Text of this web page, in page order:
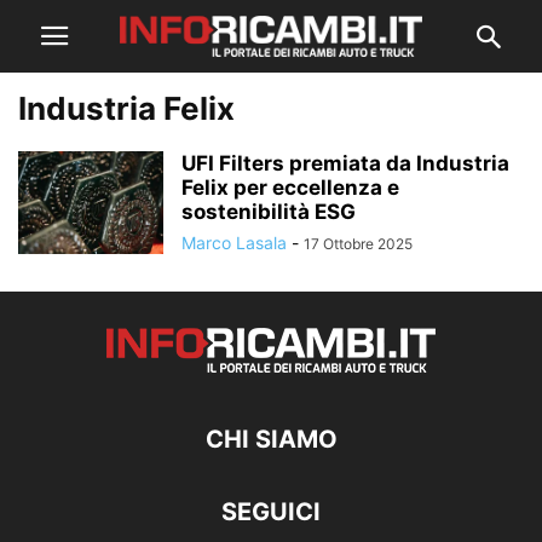
Industria Felix
UFI Filters premiata da Industria
Felix per eccellenza e
sostenibilità ESG
Marco Lasala - 17 Ottobre 2025
CHI SIAMO
SEGUICI